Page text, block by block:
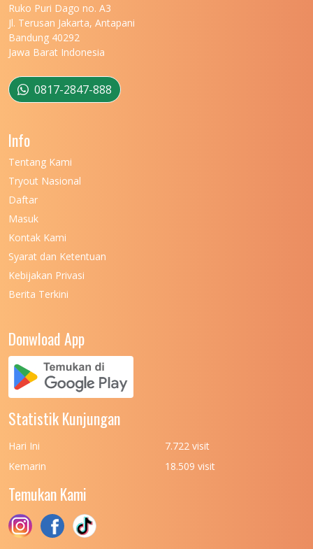
Ruko Puri Dago no. A3
Jl. Terusan Jakarta, Antapani
Bandung 40292
Jawa Barat Indonesia
0817-2847-888
Info
Tentang Kami
Tryout Nasional
Daftar
Masuk
Kontak Kami
Syarat dan Ketentuan
Kebijakan Privasi
Berita Terkini
Donwload App
Statistik Kunjungan
Hari Ini
7.722 visit
Kemarin
18.509 visit
Temukan Kami